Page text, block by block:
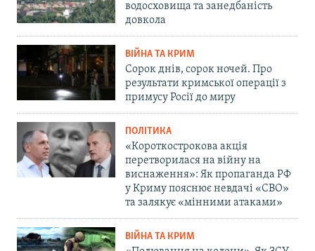
водосховища та занедбаність
довкола
ВІЙНА ТА КРИМ
Сорок днів, сорок ночей. Про
результати кримської операції з
примусу Росії до миру
ПОЛІТИКА
«Короткострокова акція
перетворилася на війну на
виснаження»: Як пропаганда РФ
у Криму пояснює невдачі «СВО»
та залякує «мінними атаками»
ВІЙНА ТА КРИМ